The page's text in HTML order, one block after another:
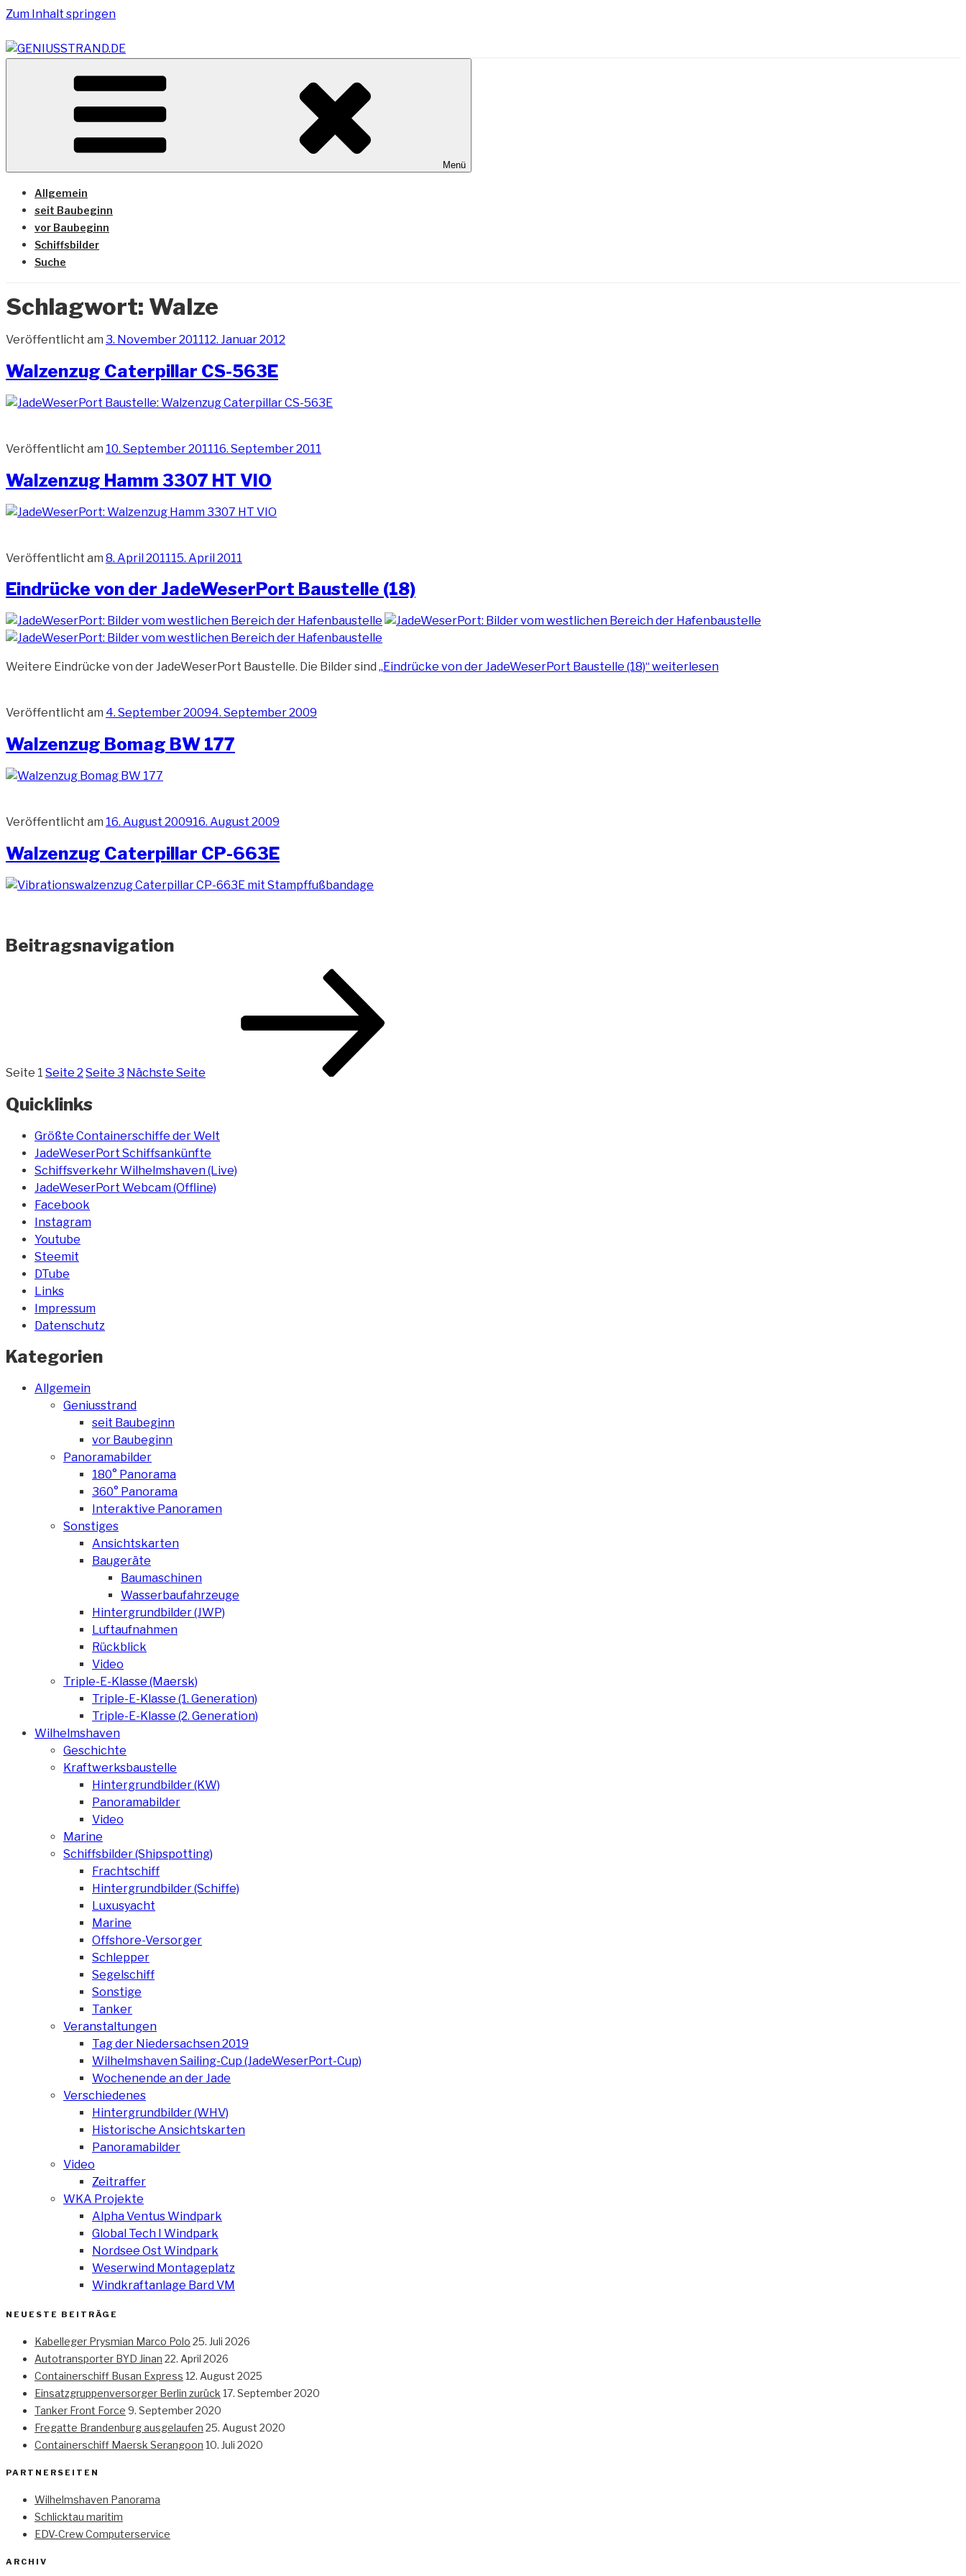
Zum Inhalt springen
GENIUSSTRAND.DE
Vom Geniusstrand zum JadeWeserPort/Container Terminal Wilhelmshaven
Menü
Allgemein
seit Baubeginn
vor Baubeginn
Schiffsbilder
Suche
Schlagwort: Walze
Veröffentlicht am 3. November 201112. Januar 2012
Walzenzug Caterpillar CS-563E
Veröffentlicht am 10. September 201116. September 2011
Walzenzug Hamm 3307 HT VIO
Veröffentlicht am 8. April 201115. April 2011
Eindrücke von der JadeWeserPort Baustelle (18)
Weitere Eindrücke von der JadeWeserPort Baustelle. Die Bilder sind „Eindrücke von der JadeWeserPort Baustelle (18)“weiterlesen
Veröffentlicht am 4. September 20094. September 2009
Walzenzug Bomag BW 177
Veröffentlicht am 16. August 200916. August 2009
Walzenzug Caterpillar CP-663E
Beitragsnavigation
Seite 1 Seite 2 Seite 3 Nächste Seite
Quicklinks
Größte Containerschiffe der Welt
JadeWeserPort Schiffsankünfte
Schiffsverkehr Wilhelmshaven (Live)
JadeWeserPort Webcam (Offline)
Facebook
Instagram
Youtube
Steemit
DTube
Links
Impressum
Datenschutz
Kategorien
Allgemein
Geniusstrand
seit Baubeginn
vor Baubeginn
Panoramabilder
180° Panorama
360° Panorama
Interaktive Panoramen
Sonstiges
Ansichtskarten
Baugeräte
Baumaschinen
Wasserbaufahrzeuge
Hintergrundbilder (JWP)
Luftaufnahmen
Rückblick
Video
Triple-E-Klasse (Maersk)
Triple-E-Klasse (1. Generation)
Triple-E-Klasse (2. Generation)
Wilhelmshaven
Geschichte
Kraftwerksbaustelle
Hintergrundbilder (KW)
Panoramabilder
Video
Marine
Schiffsbilder (Shipspotting)
Frachtschiff
Hintergrundbilder (Schiffe)
Luxusyacht
Marine
Offshore-Versorger
Schlepper
Segelschiff
Sonstige
Tanker
Veranstaltungen
Tag der Niedersachsen 2019
Wilhelmshaven Sailing-Cup (JadeWeserPort-Cup)
Wochenende an der Jade
Verschiedenes
Hintergrundbilder (WHV)
Historische Ansichtskarten
Panoramabilder
Video
Zeitraffer
WKA Projekte
Alpha Ventus Windpark
Global Tech I Windpark
Nordsee Ost Windpark
Weserwind Montageplatz
Windkraftanlage Bard VM
NEUESTE BEITRÄGE
Kabelleger Prysmian Marco Polo 25. Juli 2026
Autotransporter BYD Jinan 22. April 2026
Containerschiff Busan Express 12. August 2025
Einsatzgruppenversorger Berlin zurück 17. September 2020
Tanker Front Force 9. September 2020
Fregatte Brandenburg ausgelaufen 25. August 2020
Containerschiff Maersk Serangoon 10. Juli 2020
PARTNERSEITEN
Wilhelmshaven Panorama
Schlicktau maritim
EDV-Crew Computerservice
ARCHIV